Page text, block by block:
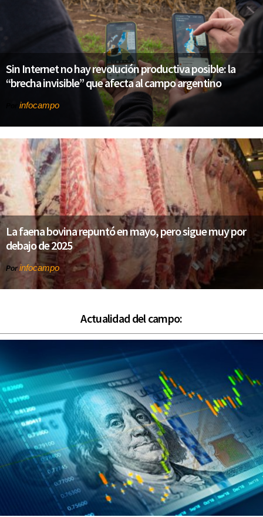
Sin Internet no hay revolución productiva posible: la
“brecha invisible” que afecta al campo argentino
infocampo
La faena bovina repuntó en mayo, pero sigue muy por
debajo de 2025
Por infocampo
Actualidad del campo: